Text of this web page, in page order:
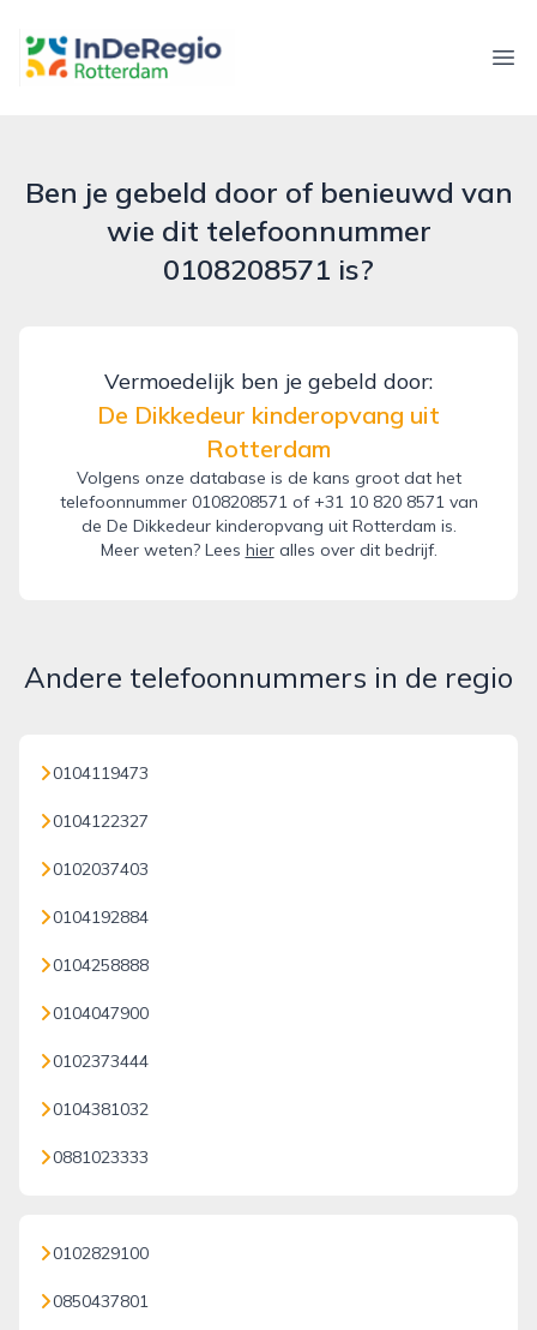
inderegiorotterdam.nl
Ben je gebeld door of benieuwd van
wie dit telefoonnummer
0108208571 is?
Vermoedelijk ben je gebeld door:
De Dikkedeur kinderopvang uit
Rotterdam
Volgens onze database is de kans groot dat het
telefoonnummer 0108208571 of +31 10 820 8571 van
de De Dikkedeur kinderopvang uit Rotterdam is.
Meer weten? Lees hieralles over dit bedrijf.
Andere telefoonnummers in de regio
0104119473
0104122327
0102037403
0104192884
0104258888
0104047900
0102373444
0104381032
0881023333
0102829100
0850437801